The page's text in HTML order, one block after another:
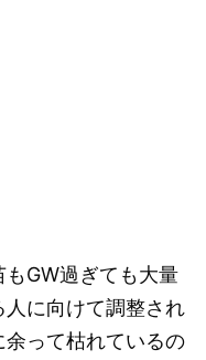
GW過ぎても大量
に向けて調整され
って枯れているの